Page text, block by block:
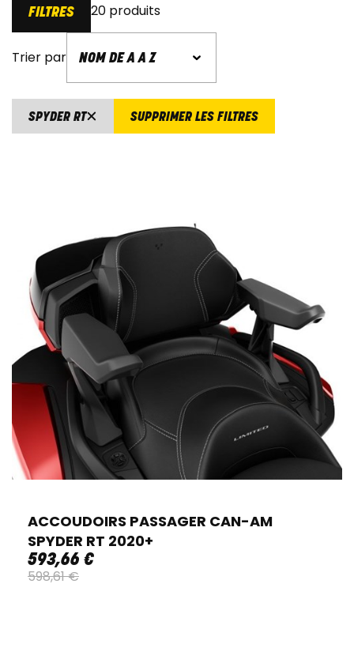
FILTRES 20 produits
Trier par
SPYDER RT SUPPRIMER LES FILTRES
ACCOUDOIRS PASSAGER CAN-AM
SPYDER RT 2020+
593,66 €
598,61€